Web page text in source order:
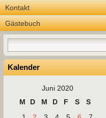
Kontakt
Gästebuch
Kalender
Juni 2020
M
D M D F S
S